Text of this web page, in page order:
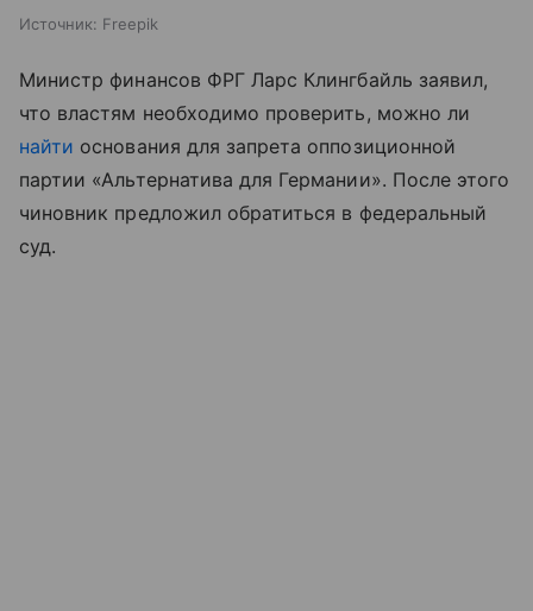
Источник: Freepik
Министр финансов ФРГ Ларс Клингбайль заявил,
что властям необходимо проверить, можно ли
найти основания для запрета оппозиционной
партии «Альтернатива для Германии». После этого
чиновник предложил обратиться в федеральный
суд.